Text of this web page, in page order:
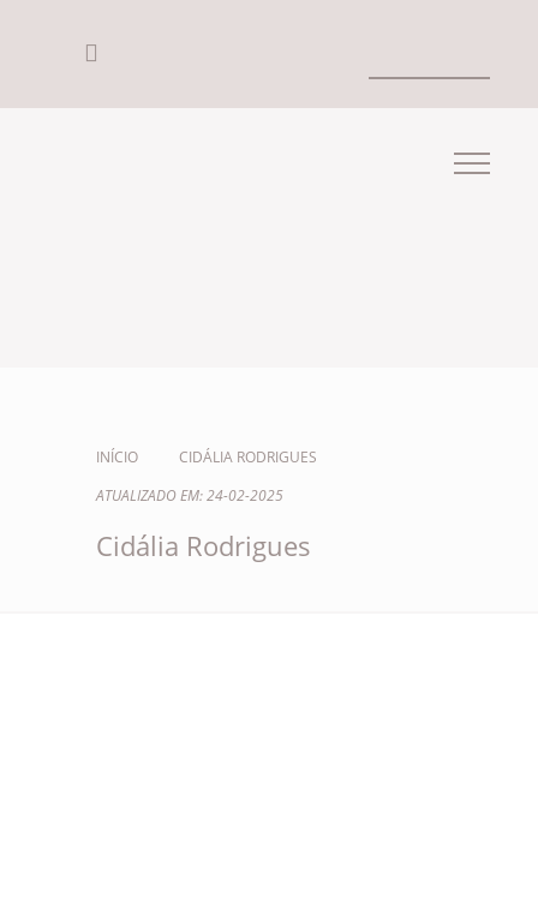
INÍCIO
CIDÁLIA RODRIGUES
ATUALIZADO EM: 24-02-2025
Cidália Rodrigues